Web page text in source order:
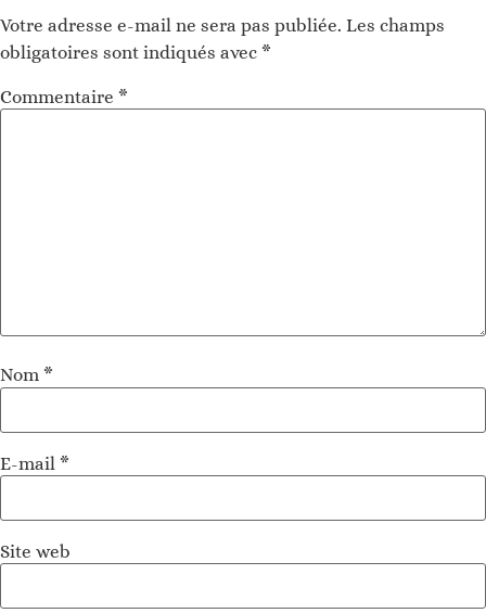
Votre adresse e-mail ne sera pas publiée. Les champs
obligatoires sont indiqués avec *
Commentaire *
Nom *
E-mail *
Site web